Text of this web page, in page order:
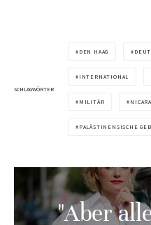
SCHLAGWÖRTER
DEN HAAG
INTERNATIONAL
MILITÄR
PALÄSTINENSISCHE
"Aber